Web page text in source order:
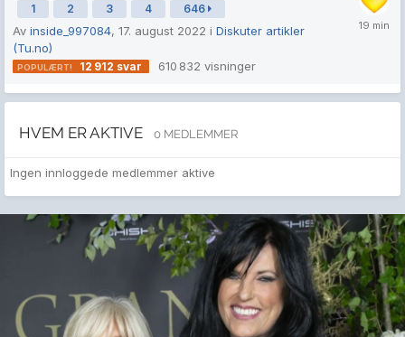
1 2 3 4 646
Av inside_997084, 17. august 2022 i Diskuter artikler
(Tu.no)
12 912 svar 610 832 visninger
HVEM ER AKTIVE 0 MEDLEMMER
Ingen innloggede medlemmer aktive